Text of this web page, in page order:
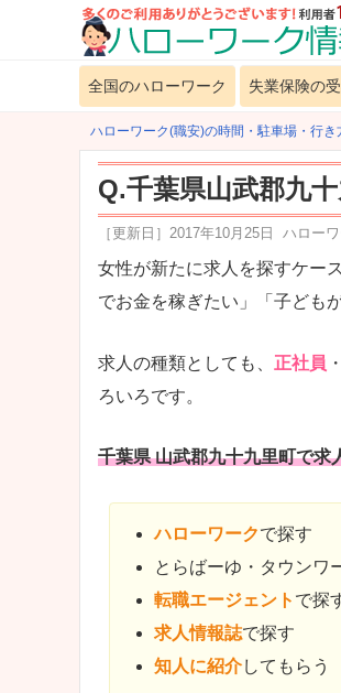
全国のハローワーク 失業保険の
ハローワーク(職安)の時間・駐車場・行き
Q.千葉県山武郡九
［更新日］ 2017年10月25日 ハロー
女性が新たに求人を探すケー
でお金を稼ぎたい」「子ども
求人の種類としても、 正社員 ・
ろいろです。
千葉県 山武郡九十九里町で求
ハローワークで探す
とらばーゆ・タウンワ
転職エージェント で探
求人情報誌で探す
知人に紹介してもらう